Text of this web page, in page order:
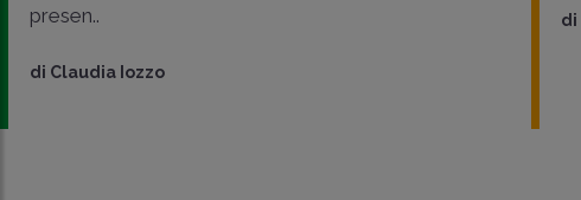
presen..
di Claudia Iozzo
di